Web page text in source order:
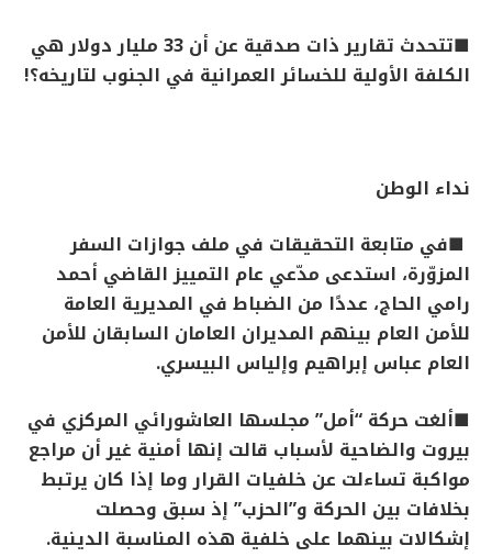
■
تتحدث تقارير ذات صدقية عن أن 33 مليار دولار هي
الكلفة الأولية للخسائر العمرانية في الجنوب لتاريخه؟!
نداء الوطن
■في متابعة التحقيقات في ملف جوازات السفر
المزوّرة، استدعى مدّعي عام التمييز القاضي أحمد
رامي الحاج، عددًا من الضباط في المديرية العامة
للأمن العام بينهم المديران العامان السابقان للأمن
العام عباس إبراهيم وإلياس البيسري.
■ألغت حركة “أمل” مجلسها العاشورائي المركزي في
بيروت والضاحية لأسباب قالت إنها أمنية غير أن مراجع
مواكبة تساءلت عن خلفيات القرار وما إذا كان يرتبط
بخلافات بين الحركة و”الحزب” إذ سبق وحصلت
إشكالات بينهما على خلفية هذه المناسبة الدينية.